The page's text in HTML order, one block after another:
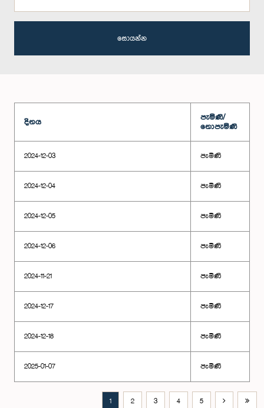
සොයන්න
දිනය
පැමිණි/
නොපැමිණි
2024-12-03 පැමිණි
2024-12-04 පැමිණි
2024-12-05 පැමිණි
2024-12-06 පැමිණි
2024-11-21 පැමිණි
2024-12-17 පැමිණි
2024-12-18 පැමිණි
2025-01-07 පැමිණි
1 2 3 4 5